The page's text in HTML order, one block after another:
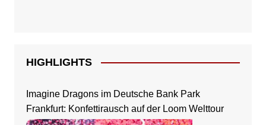
HIGHLIGHTS
Imagine Dragons im Deutsche Bank Park
Frankfurt: Konfettirausch auf der Loom Welttour